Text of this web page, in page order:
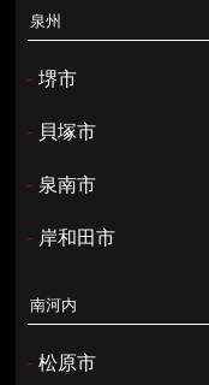
泉州
- 堺市
- 貝塚市
- 泉南市
- 岸和田市
南河内
- 松原市